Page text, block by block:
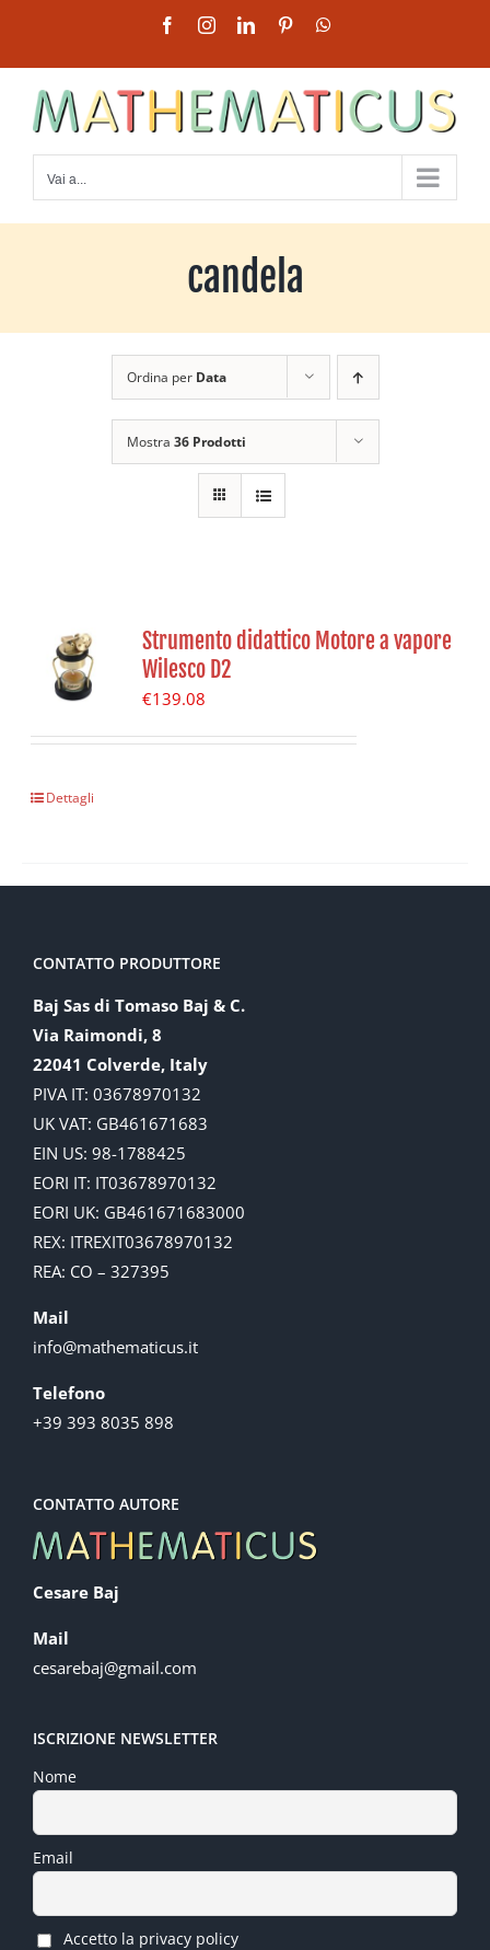
contenuto
FacebookInstagramLinkedInPinterest
Vai a...
candela
Ordina per Data
Mostra 36 Prodotti
Strumento didattico Motore a vapore
Wilesco D2
€139.08
Dettagli
CONTATTO PRODUTTORE
Baj Sas di Tomaso Baj & C.
Via Raimondi, 8
22041 Colverde, Italy
PIVA IT: 03678970132
UK VAT: GB461671683
EIN US: 98-1788425
EORI IT: IT03678970132
EORI UK: GB461671683000
REX: ITREXIT03678970132
REA: CO – 327395
Mail
info@mathematicus.it
Telefono
+39 393 8035 898
CONTATTO AUTORE
Cesare Baj
Mail
cesarebaj@gmail.com
ISCRIZIONE NEWSLETTER
Nome
Email
Accetto la privacy policy